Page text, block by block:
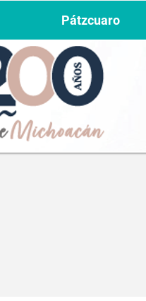
Pátzcuaro